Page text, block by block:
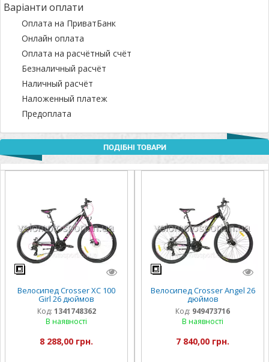
Варіанти оплати
Оплата на ПриватБанк
Онлайн оплата
Оплата на расчётный счёт
Безналичный расчёт
Наличный расчёт
Наложенный платеж
Предоплата
ПОДІБНІ ТОВАРИ
Велосипед Crosser XC 100
Girl 26 дюймов
Код: 1341748362
В наявності
8 288,00 грн.
Велосипед Crosser Angel 26
дюймов
Код: 949473716
В наявності
7 840,00 грн.